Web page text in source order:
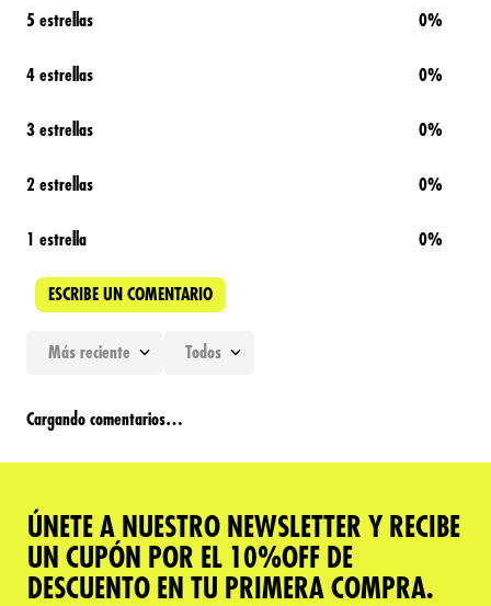
5 estrellas 0%
4 estrellas 0%
3 estrellas 0%
2 estrellas 0%
1 estrella 0%
ESCRIBE UN COMENTARIO
Agregar comentario
Califica el producto de 1 a 5 estrellas
★★★★★
Más reciente Todos
Cargando comentarios…
ÚNETE A NUESTRO NEWSLETTER Y RECIBE
UN CUPÓN POR EL 10%OFF DE
DESCUENTO EN TU PRIMERA COMPRA.